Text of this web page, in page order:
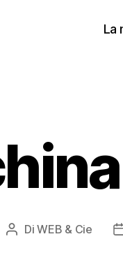
La
Autore
DiWEB & Cie